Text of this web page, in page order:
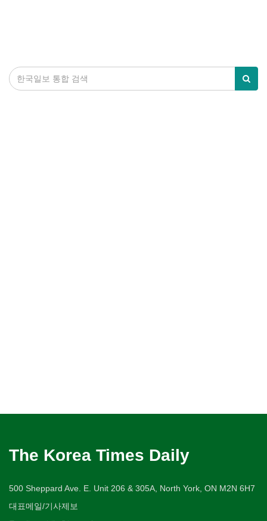
The Korea Times Daily
500 Sheppard Ave. E. Unit 206 & 305A, North York, ON M2N 6H7
대표메일/기사제보